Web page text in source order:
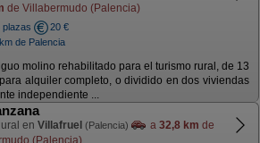
de Villabermudo (Palencia)
plazas
20 €
de Palencia
molino rehabilitado para el turismo rural, de 13
alquiler completo, o dividido en dos viviendas
independiente ...
en Villafruel (Palencia) a 32,8 km de
(Palencia)